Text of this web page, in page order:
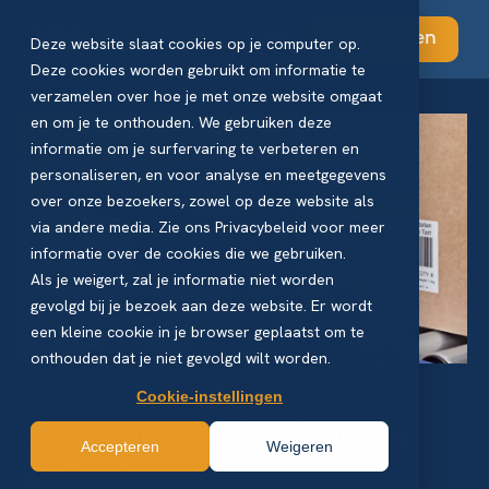
Deze website slaat cookies op je computer op.
Deze cookies worden gebruikt om informatie te
verzamelen over hoe je met onze website omgaat
en om je te onthouden. We gebruiken deze
informatie om je surfervaring te verbeteren en
personaliseren, en voor analyse en meetgegevens
over onze bezoekers, zowel op deze website als
via andere media. Zie ons Privacybeleid voor meer
informatie over de cookies die we gebruiken.
Als je weigert, zal je informatie niet worden
gevolgd bij je bezoek aan deze website. Er wordt
een kleine cookie in je browser geplaatst om te
onthouden dat je niet gevolgd wilt worden.
Cookie-instellingen
Accepteren Weigeren
Abonneren
Automator: ‘Print & plak =
gemak!’